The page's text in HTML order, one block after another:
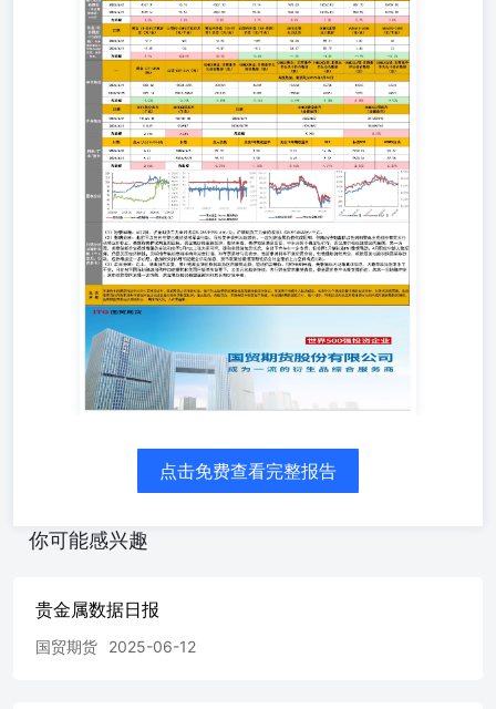
点击免费查看完整报告
你可能感兴趣
贵金属数据日报
国贸期货 2025-06-12